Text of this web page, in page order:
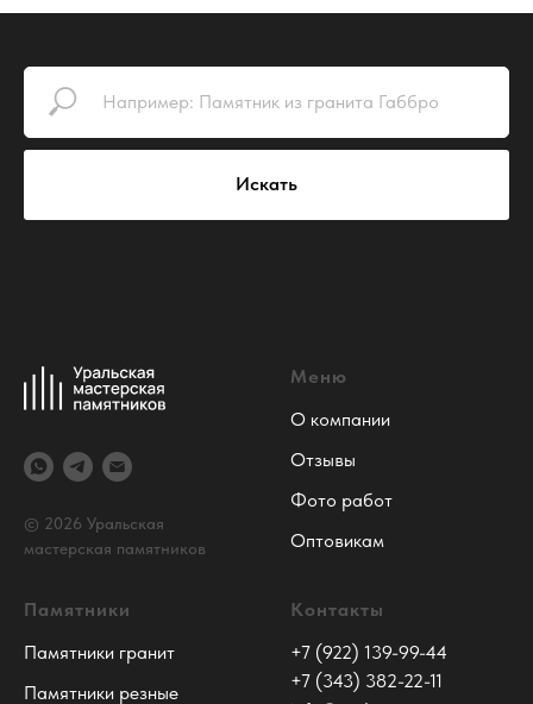
Искать
© 2026 Уральская
мастерская памятников
Меню
О компании
Отзывы
Фото работ
Оптовикам
Памятники
Памятники гранит
Памятники резные
Контакты
+7 (922) 139-99-44
+7 (343) 382-22-11